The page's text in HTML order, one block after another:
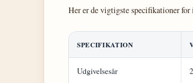
Her er de vigtigste specifikationer for
SPECIFIKATION
Udgivelsesår